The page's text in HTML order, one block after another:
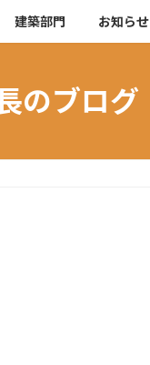
建築部門 お知らせ
のブログ